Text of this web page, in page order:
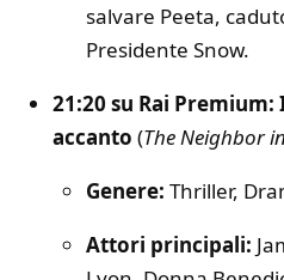
salvare Peeta,
Presidente Snow.
21:20 su Rai
accanto (The Neighbor
Genere: Thriller,
Attori principali: